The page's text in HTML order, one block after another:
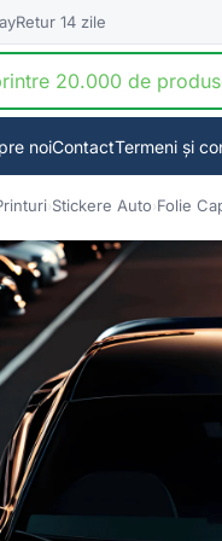
Retur 14 zile
noiContactTermeni și
Stickere Auto Folie